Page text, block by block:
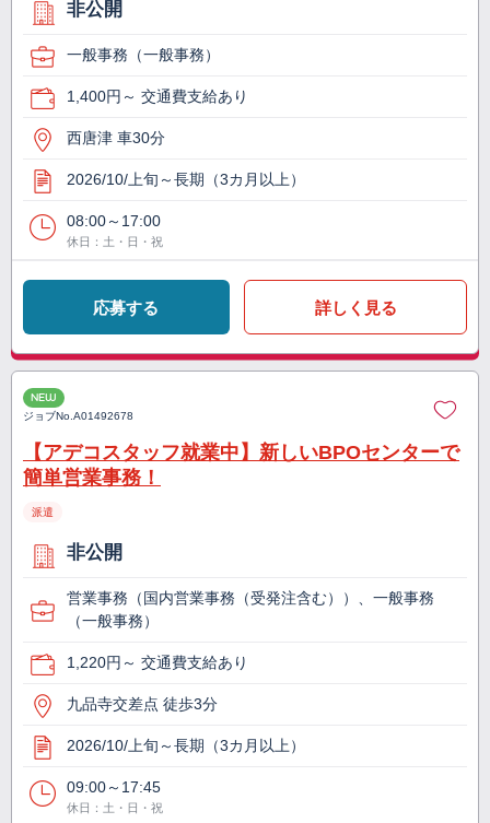
非公開
一般事務（一般事務）
1,400円～ 交通費支給あり
西唐津 車30分
2026/10/上旬～長期（3カ月以上）
08:00～17:00
休日：土・日・祝
応募する 詳しく見る
NEW
ジョブNo.A01492678
【アデコスタッフ就業中】新しいBPOセンターで
簡単営業事務！
派遣
非公開
営業事務（国内営業事務（受発注含む））、一般事務
（一般事務）
1,220円～ 交通費支給あり
九品寺交差点 徒歩3分
2026/10/上旬～長期（3カ月以上）
09:00～17:45
休日：土・日・祝